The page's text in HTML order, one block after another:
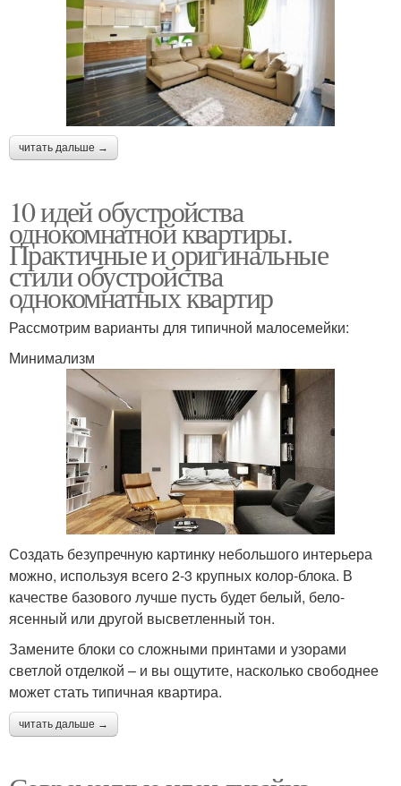
читать дальше →
10 идей обустройства
однокомнатной квартиры.
Практичные и оригинальные
стили обустройства
однокомнатных квартир
Рассмотрим варианты для типичной малосемейки:
Минимализм
Создать безупречную картинку небольшого интерьера
можно, используя всего 2-3 крупных колор-блока. В
качестве базового лучше пусть будет белый, бело-
ясенный или другой высветленный тон.
Замените блоки со сложными принтами и узорами
светлой отделкой – и вы ощутите, насколько свободнее
может стать типичная квартира.
читать дальше →